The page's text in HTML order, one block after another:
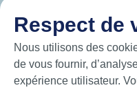
Respect de
Nous utilisons des
de vous fournir,
expérience utilisateur.